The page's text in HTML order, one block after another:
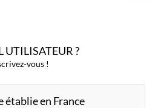
UTILISATEUR ?
vous !
établie en France